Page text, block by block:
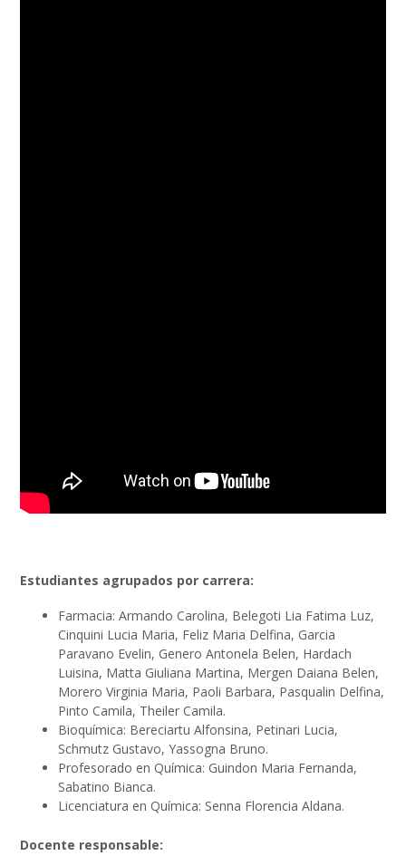
Estudiantes agrupados por carrera:
Farmacia: Armando Carolina, Belegoti Lia Fatima Luz,
Cinquini Lucia Maria, Feliz Maria Delfina, Garcia
Paravano Evelin, Genero Antonela Belen, Hardach
Luisina, Matta Giuliana Martina, Mergen Daiana Belen,
Morero Virginia Maria, Paoli Barbara, Pasqualin Delfina,
Pinto Camila, Theiler Camila.
Bioquímica: Bereciartu Alfonsina, Petinari Lucia,
Schmutz Gustavo, Yassogna Bruno.
Profesorado en Química: Guindon Maria Fernanda,
Sabatino Bianca.
Licenciatura en Química: Senna Florencia Aldana.
Docente responsable: